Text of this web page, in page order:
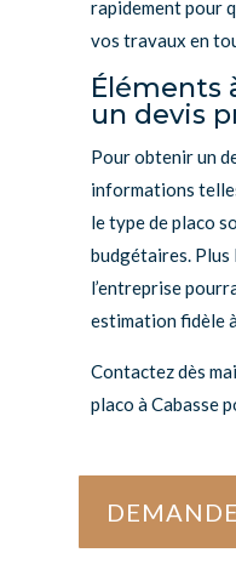
rapidement pour
vos travaux en
Éléments
un devis
Pour obtenir un
informations
le type de placo
budgétaires. Plus
l’entreprise
estimation fidèle
Contactez dès
placo à Cabasse